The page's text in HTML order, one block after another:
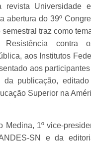
Universidade
abertura do 39º
traz como
Resistência contra
aos Institutos
aos
da publicação,
Superior na
Medina, 1º vice-
SN e da